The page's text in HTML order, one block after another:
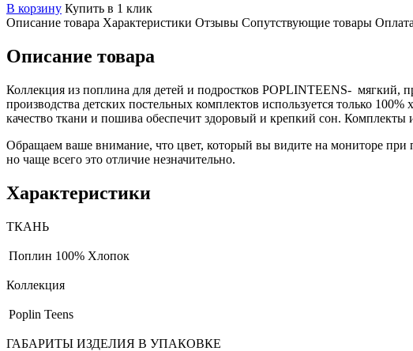
В корзину Купить в 1 клик
Описание товара Характеристики Отзывы Сопутствующие товары
Описание товара
Коллекция из поплина для детей и подростков POPLINTEENS- мягкий,
производства детских постельных комплектов используется только
качество ткани и пошива обеспечит здоровый и крепкий сон.
Обращаем ваше внимание, что цвет, который вы видите на мониторе при
но чаще всего это отличие незначительно.
Характеристики
ТКАНЬ
Поплин 100% Хлопок
Коллекция
Poplin Teens
ГАБАРИТЫ ИЗДЕЛИЯ В УПАКОВКЕ